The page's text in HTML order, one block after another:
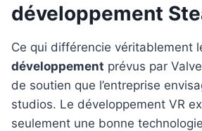
développement
Ce qui différencie véritablement
développement prévus par
de soutien que l’entreprise
studios. Le développement VR
seulement une bonne